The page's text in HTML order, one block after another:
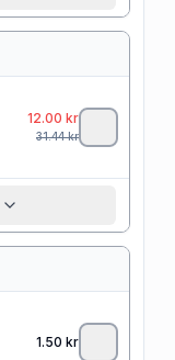
12.00 kr
31.44kr
1.50 kr